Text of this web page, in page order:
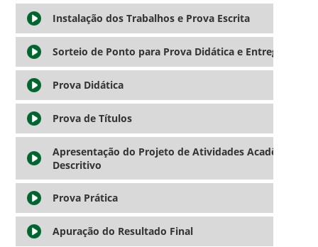
Instalação dos Trabalhos e Prova Escrita
Sorteio de Ponto para Prova Didática e Entrega de
Prova Didática
Prova de Títulos
Apresentação do Projeto de Atividades Acadêmicas
Descritivo
Prova Prática
Apuração do Resultado Final